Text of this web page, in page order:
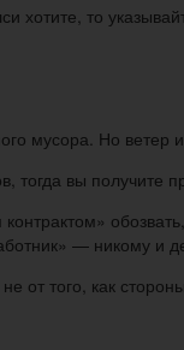
хотите, то
мусора. Но ветер
тогда вы получите
— никому и
от того, как